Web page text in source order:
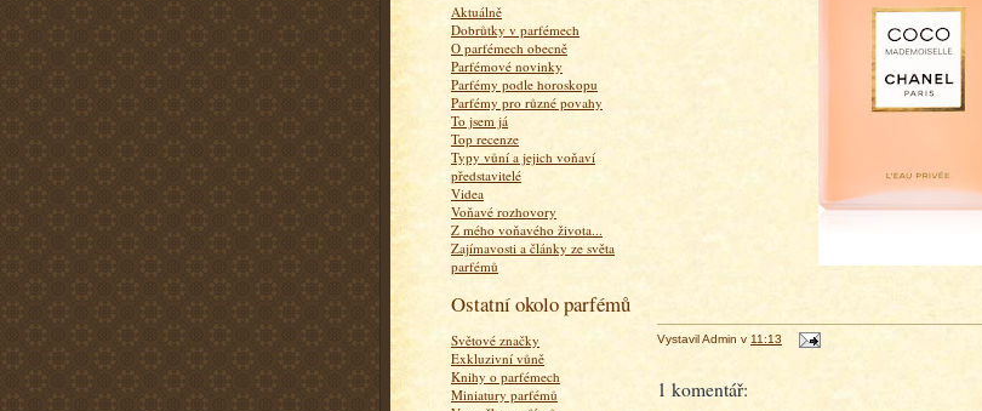
Aktuálně
Dobrůtky v parfémech
O parfémech obecně
Parfémové novinky
Parfémy podle horoskopu
Parfémy pro různé povahy
To jsem já
Top recenze
Typy vůní a jejich voňaví
představitelé
Videa
Voňavé rozhovory
Z mého voňavého života...
Zajímavosti a články ze světa
parfémů
Ostatní okolo parfémů
Světové značky
Exkluzivní vůně
Knihy o parfémech
Miniatury parfémů
VystavilAdmin v 11:13
1 komentář: